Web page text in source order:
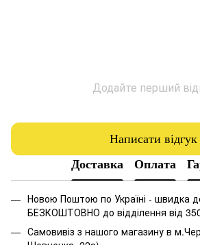
Додайте перший
Написати відгук
Доставка
Оплата
Новою Поштою по Україні - швидка
БЕЗКОШТОВНО до відділення від
Самовивіз з нашого магазину в